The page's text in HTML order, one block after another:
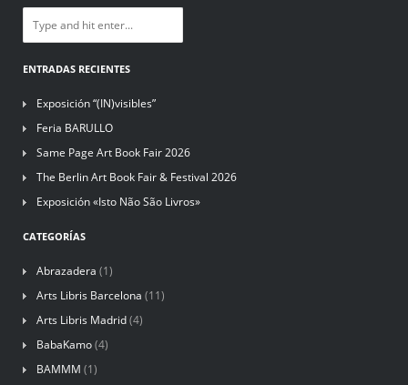
ENTRADAS RECIENTES
Exposición “(IN)visibles”
Feria BARULLO
Same Page Art Book Fair 2026
The Berlin Art Book Fair & Festival 2026
Exposición «Isto Não São Livros»
CATEGORÍAS
Abrazadera (1)
Arts Libris Barcelona (11)
Arts Libris Madrid(4)
BabaKamo(4)
BAMMM (1)